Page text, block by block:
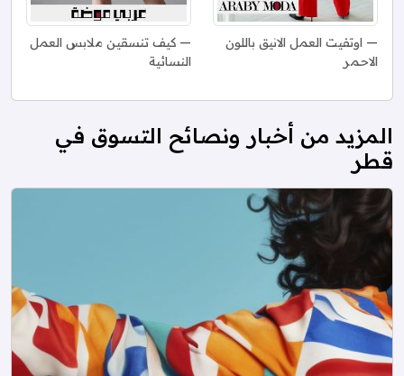
اوتفيت العمل الانيق باللون
الاحمر
كيف تنسقين ملابس العمل
النسائية
المزيد من أخبار ونصائح التسوق في
قطر